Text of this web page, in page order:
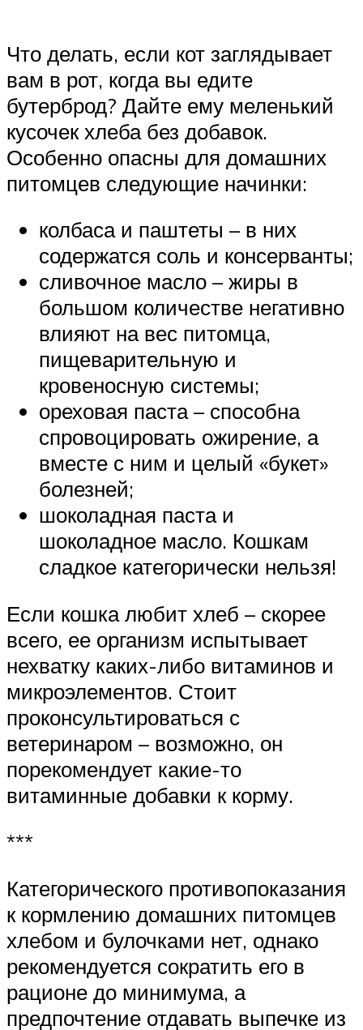
Что делать, если кот заглядывает
вам в рот, когда вы едите
бутерброд? Дайте ему меленький
кусочек хлеба без добавок.
Особенно опасны для домашних
питомцев следующие начинки:
колбаса и паштеты – в них
содержатся соль и консерванты;
сливочное масло – жиры в
большом количестве негативно
влияют на вес питомца,
пищеварительную и
кровеносную системы;
ореховая паста – способна
спровоцировать ожирение, а
вместе с ним и целый «букет»
болезней;
шоколадная паста и
шоколадное масло. Кошкам
сладкое категорически нельзя!
Если кошка любит хлеб – скорее
всего, ее организм испытывает
нехватку каких-либо витаминов и
микроэлементов. Стоит
проконсультироваться с
ветеринаром – возможно, он
порекомендует какие-то
витаминные добавки к корму.
***
Категорического противопоказания
к кормлению домашних питомцев
хлебом и булочками нет, однако
рекомендуется сократить его в
рационе до минимума, а
предпочтение отдавать выпечке из